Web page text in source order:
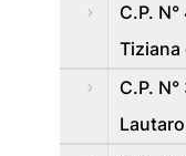
C.P.
Tiziana
C.P.